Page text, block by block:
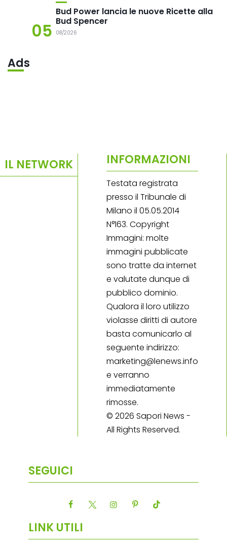
05
Bud Power lancia le nuove Ricette alla
Bud Spencer
08/2026
Ads
IL NETWORK INFORMAZIONI
Testata registrata
presso il Tribunale di
Milano il 05.05.2014
N°163. Copyright
Immagini: molte
immagini pubblicate
sono tratte da internet
e valutate dunque di
pubblico dominio.
Qualora il loro utilizzo
violasse diritti di autore
basta comunicarlo al
seguente indirizzo:
marketing@lenews.info
e verranno
immediatamente
rimosse.
© 2026 Sapori News -
All Rights Reserved.
SEGUICI
LINK UTILI